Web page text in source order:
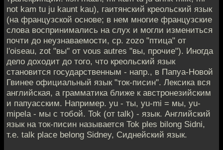
not kam tu ju kaunt kau), гаитянский креольский язык
(на французской основе; в нем многие французские
слова воспринимались на слух и могли измениться
почти до неузнаваемости, ср. zozo "птица" от
l'oiseau, zot "вы" от vous autres "вы, прочие"). Иногда
дело доходит до того, что креольский язык
становится государственным - напр., в Папуа-Новой
Гвинее официальный язык "ток-писин". Лексика вся
английская, а грамматика ближе к австронезийским
и папуасским. Например. yu - ты, yu-mi = мы, yu-
mipela - мы с тобой. Tok (от talk) - язык. Английский
язык на ток-писин называется Tok ples bilong Sidni,
т.е. talk place belong Sidney, Сиднейский язык.